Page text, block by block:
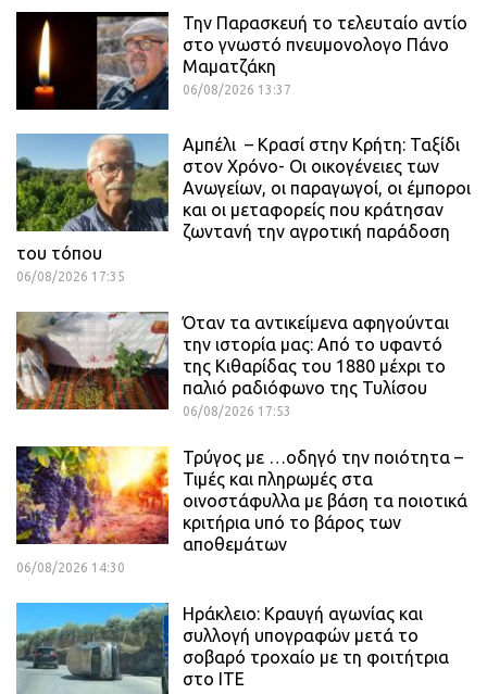
Την Παρασκευή το τελευταίο αντίο
στο γνωστό πνευμονολογο Πάνο
Μαματζάκη
06/08/2026 13:37
Αμπέλι – Κρασί στην Κρήτη: Ταξίδι
στον Χρόνο- Οι οικογένειες των
Ανωγείων, οι παραγωγοί, οι έμποροι
και οι μεταφορείς που κράτησαν
ζωντανή την αγροτική παράδοση
του τόπου
06/08/2026 17:35
Όταν τα αντικείμενα αφηγούνται
την ιστορία μας: Από το υφαντό
της Κιθαρίδας του 1880 μέχρι το
παλιό ραδιόφωνο της Τυλίσου
06/08/2026 17:53
Τρύγος με …οδηγό την ποιότητα –
Τιμές και πληρωμές στα
οινοστάφυλλα με βάση τα ποιοτικά
κριτήρια υπό το βάρος των
αποθεμάτων
06/08/2026 14:30
Ηράκλειο: Κραυγή αγωνίας και
συλλογή υπογραφών μετά το
σοβαρό τροχαίο με τη φοιτήτρια
στο ΙΤΕ